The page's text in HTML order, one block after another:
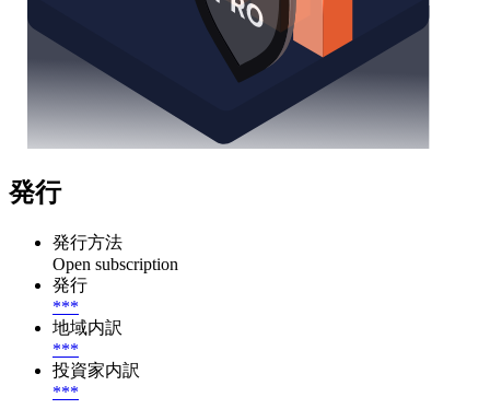
発行
発行方法
Open subscription
発行
***
地域内訳
***
投資家内訳
***